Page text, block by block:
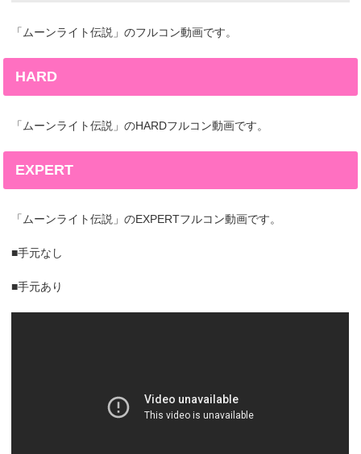
「ムーンライト伝説」のフルコン動画です。
HARD
「ムーンライト伝説」のHARDフルコン動画です。
EXPERT
「ムーンライト伝説」のEXPERTフルコン動画です。
■手元なし
■手元あり